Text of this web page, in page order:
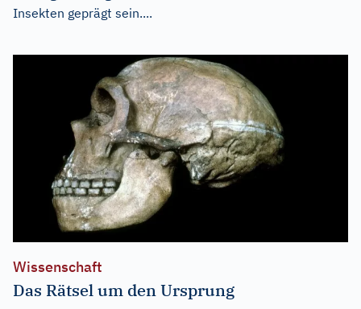
Insekten geprägt sein....
Wissenschaft
Das Rätsel um den Ursprung